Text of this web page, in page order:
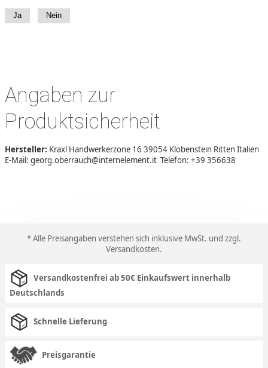
Ja Nein
Angaben zur
Produktsicherheit
Hersteller: Kraxl Handwerkerzone 16 39054 Klobenstein Ritten Italien
E-Mail: georg.oberrauch@internelement.it Telefon: +39 356638
* Alle Preisangaben verstehen sich inklusive MwSt. und zzgl.
Versandkosten.
Versandkostenfrei ab 50€ Einkaufswert innerhalb
Deutschlands
Schnelle Lieferung
Preisgarantie